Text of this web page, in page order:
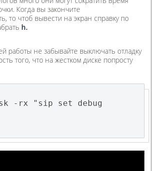
Когда вы закончите
то чтоб вывести на экран справку по
h.
работы не забывайте выключать отладку
того, что на жестком диске попросту
-rx "sip set debug